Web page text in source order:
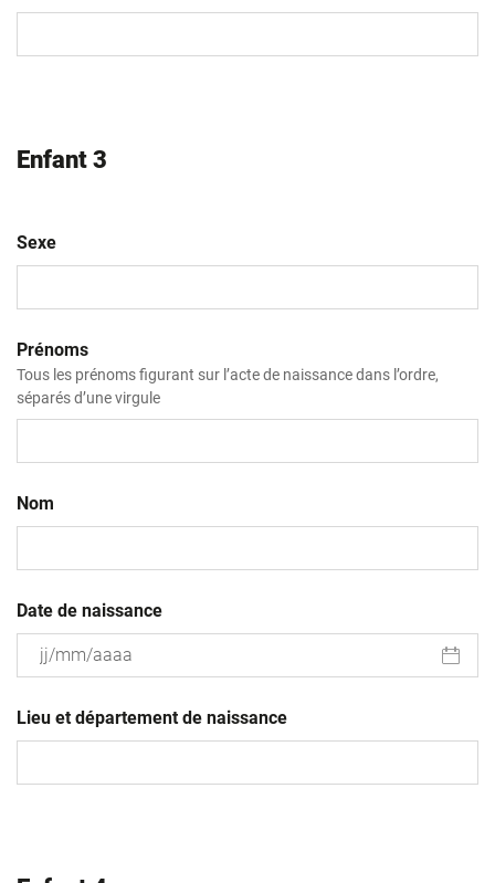
MM
Enfant 3
Sexe
Prénoms
Tous les prénoms figurant sur l’acte de naissance dans l’ordre,
séparés d’une virgule
Nom
Date de naissance
slash
MM
Lieu et département de naissance